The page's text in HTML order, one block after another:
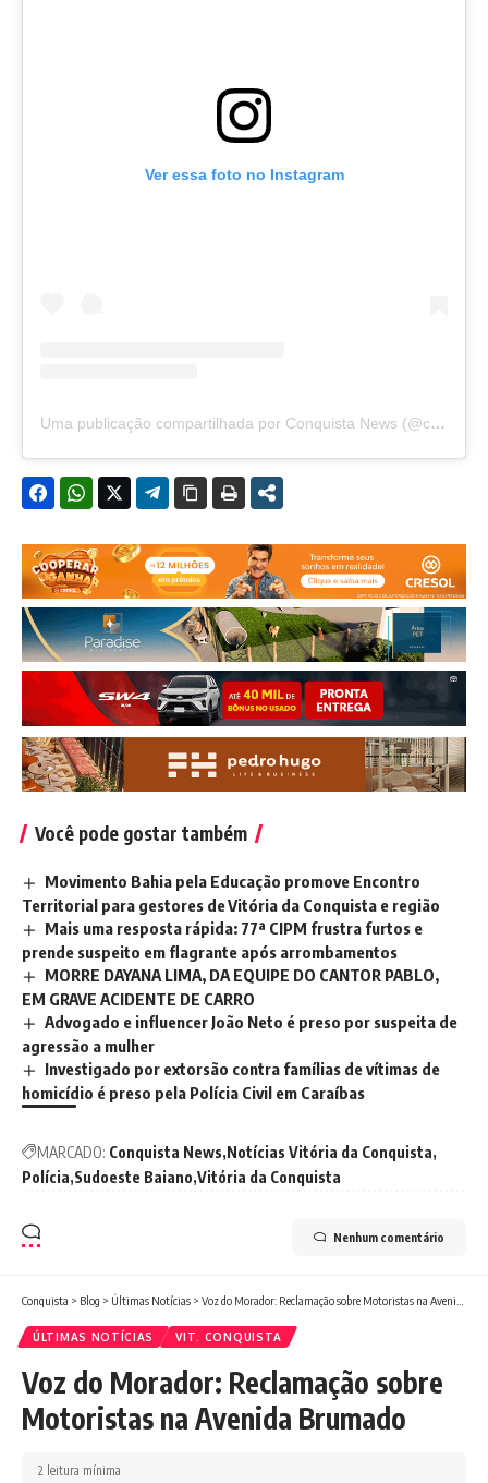
Ver essa foto no Instagram
Uma publicação compartilhada por Conquista News (@conquista.news)
Você pode gostar também
Movimento Bahia pela Educação promove Encontro
Territorial para gestores de Vitória da Conquista e região
Mais uma resposta rápida: 77ª CIPM frustra furtos e
prende suspeito em flagrante após arrombamentos
MORRE DAYANA LIMA, DA EQUIPE DO CANTOR PABLO,
EM GRAVE ACIDENTE DE CARRO
Advogado e influencer João Neto é preso por suspeita de
agressão a mulher
Investigado por extorsão contra famílias de vítimas de
homicídio é preso pela Polícia Civil em Caraíbas
MARCADO: Conquista News Notícias Vitória da Conquista
Polícia Sudoeste Baiano Vitória da Conquista
Nenhum comentário
Conquista > Blog > Últimas Notícias > Voz do Morador: Reclamação sobre Motoristas na Avenida Brumado
ÚLTIMAS NOTÍCIAS VIT. CONQUISTA
Voz do Morador: Reclamação sobre
Motoristas na Avenida Brumado
2 leitura mínima